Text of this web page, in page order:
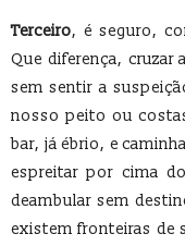
Terceiro, é seguro,
Que diferença, cruzar
sem sentir a
nosso peito ou
bar, já ébrio, e
espreitar por cima
deambular sem
existem fronteiras de